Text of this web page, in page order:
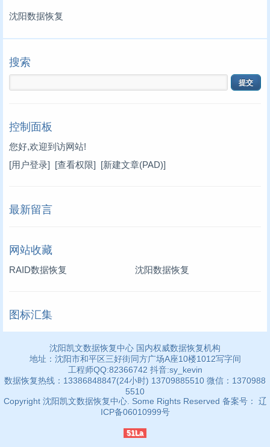
沈阳数据恢复
搜索
控制面板
您好,欢迎到访网站!
[用户登录] [查看权限] [新建文章(PAD)]
最新留言
网站收藏
RAID数据恢复 沈阳数据恢复
图标汇集
沈阳凯文数据恢复中心 国内权威数据恢复机构
地址：沈阳市和平区三好街同方广场A座10楼1012写字间
工程师QQ:82366742 抖音:sy_kevin
数据恢复热线：13386848847(24小时) 13709885510 微信：1370988
5510
Copyright 沈阳凯文数据恢复中心. Some Rights Reserved 备案号： 辽
ICP备06010999号
51La